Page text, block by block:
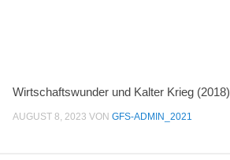
Wirtschaftswunder und Kalter Krieg (2018)
AUGUST 8, 2023 VONGFS-ADMIN_2021